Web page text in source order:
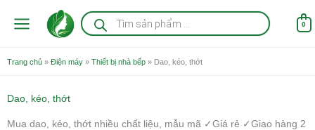
Tìm
kiếm
sản
0
Trang chủ » Điện máy » Thiết bị nhà bếp » Dao, kéo, thớt
Dao, kéo, thớt
Mua dao, kéo, thớt nhiều chất liệu, mẫu mã ✓Giá rẻ ✓Giao hàng 2